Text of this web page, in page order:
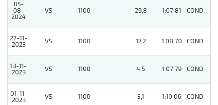
05-
08-
2024
VS 1100 29,8 1:07:81 COND.
27-11-
2023
VS 1100 17,2 1:08:70 COND. 11
13-11-
2023
VS 1100 4,5 1:07:79 COND.
01-11-
2023
VS 1100 3,1 1:10:06 COND.